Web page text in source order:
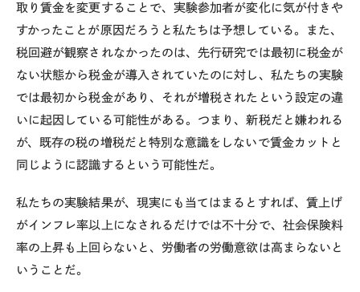
取り賃金を変更することで、実験参加者が変化に気が付きや
すかったことが原因だろうと私たちは予想している。また、
税回避が観察されなかったのは、先行研究では最初に税金が
ない状態から税金が導入されていたのに対し、私たちの実験
では最初から税金があり、それが増税されたという設定の違
いに起因している可能性がある。つまり、新税だと嫌われる
が、既存の税の増税だと特別な意識をしないで賃金カットと
同じように認識するという可能性だ。
私たちの実験結果が、現実にも当てはまるとすれば、賃上げ
がインフレ率以上になされるだけでは不十分で、社会保険料
率の上昇も上回らないと、労働者の労働意欲は高まらないと
いうことだ。